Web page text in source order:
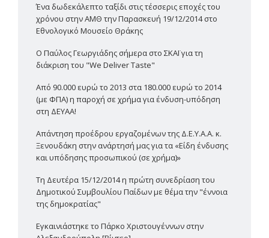
Ένα δωδεκάλεπτο ταξίδι στις τέσσερις εποχές του
χρόνου στην ΑΜΘ την Παρασκευή 19/12/2014 στο
Εθνολογικό Μουσείο Θράκης
Ο Παύλος Γεωργιάδης σήμερα στο ΣΚΑΪ για τη
διάκριση του "We Deliver Taste"
Από 90.000 ευρώ το 2013 στα 180.000 ευρώ το 2014
(με ΦΠΑ) η παροχή σε χρήμα για ένδυση-υπόδηση
στη ΔΕΥΑΑ!
Απάντηση προέδρου εργαζομένων της Δ.Ε.Υ.Α.Α. κ.
Ξενουδάκη στην ανάρτησή μας για τα «Είδη ένδυσης
και υπόδησης προσωπικού (σε χρήμα)»
Τη Δευτέρα 15/12/2014 η πρώτη συνεδρίαση του
Δημοτικού Συμβουλίου Παίδων με θέμα την "έννοια
της δημοκρατίας"
Εγκαινιάστηκε το Πάρκο Χριστουγέννων στην